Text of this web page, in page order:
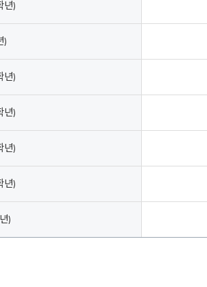
년)
)
년)
년)
년)
년)
)